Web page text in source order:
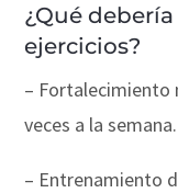
¿Qué
ejercicios?
– Fortalecimiento
veces a la semana.
– Entrenamiento